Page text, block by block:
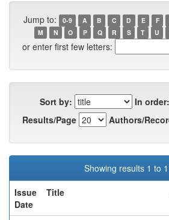
Jump to: 0-9 A B C D E F
M
N O P Q R S T U
or enter first few letters:
Sort by:
In order:
Results/Page
Authors/
Showing results 1 to
Issue
Date
Title